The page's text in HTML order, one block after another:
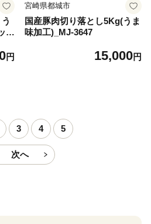
ト
協
円
宮崎県都城市
国産豚肉切り落とし5Kg(うま
味加工)_MJ-3647
15,000円
3 4 5
次へ